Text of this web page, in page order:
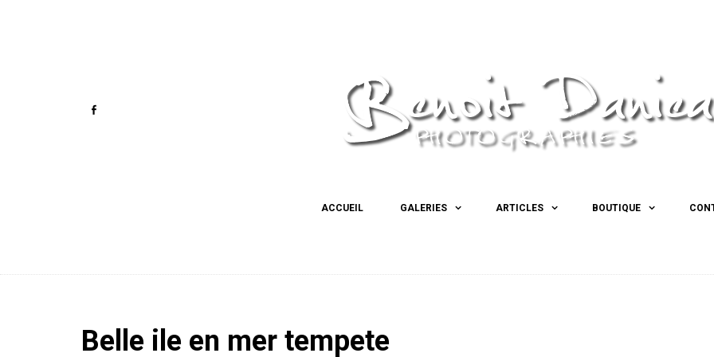
ACCUEIL GALERIES ARTICLES BOUTIQUE
Belle ile en mer tempete